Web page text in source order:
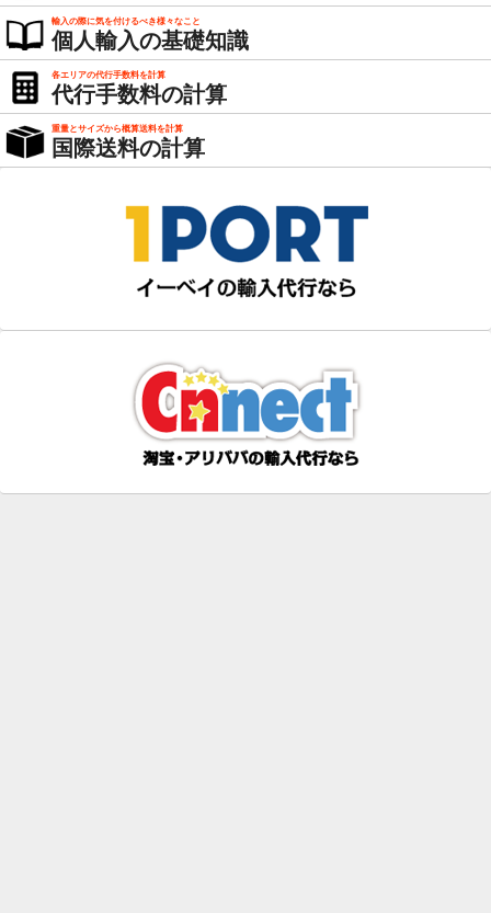
輸入の際に気を付けるべき様々なこと
個人輸入の基礎知識
各エリアの代行手数料を計算
代行手数料の計算
重量とサイズから概算送料を計算
国際送料の計算